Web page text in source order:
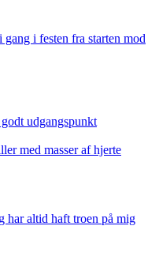
gang i festen fra starten mod
udgangspunkt
med masser af hjerte
har altid haft troen på mig